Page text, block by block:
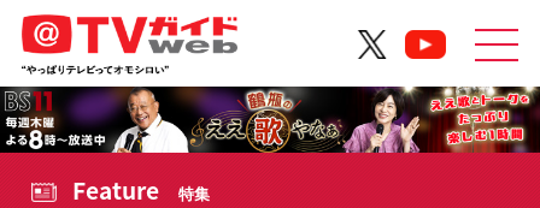
Feature 特集